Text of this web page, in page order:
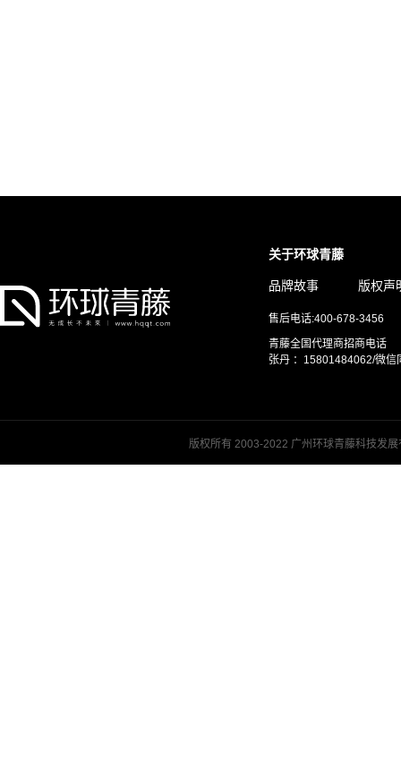
关于环球青藤
品牌故事 版权声
售后电话:400-678-3456
青藤全国代理商招商电话
张丹 ：15801484062/微
版权所有 2003-2022 广州环球青藤科技发